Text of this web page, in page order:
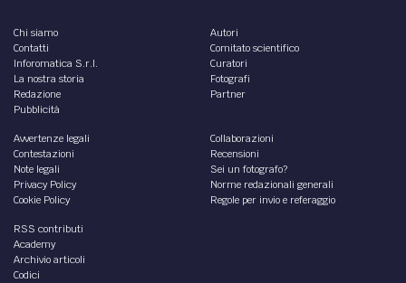
Chi siamo
Contatti
Inforomatica S.r.l.
La nostra storia
Redazione
Pubblicità
Autori
Comitato scientifico
Curatori
Fotografi
Partner
Avvertenze legali
Contestazioni
Note legali
Privacy Policy
Cookie Policy
Collaborazioni
Recensioni
Sei un fotografo?
Norme redazionali generali
Regole per invio e referaggio
RSS contributi
Academy
Archivio articoli
Codici